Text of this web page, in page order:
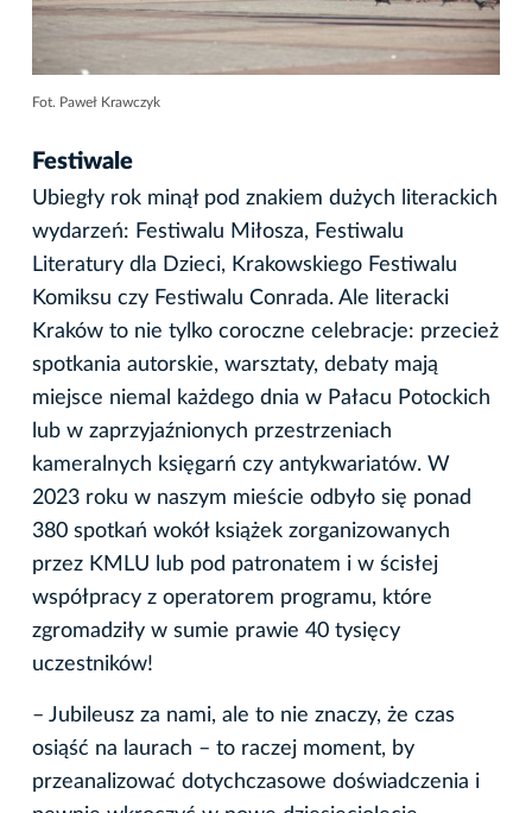
Fot. Paweł Krawczyk
Festiwale
Ubiegły rok minął pod znakiem dużych literackich
wydarzeń: Festiwalu Miłosza, Festiwalu
Literatury dla Dzieci, Krakowskiego Festiwalu
Komiksu czy Festiwalu Conrada. Ale literacki
Kraków to nie tylko coroczne celebracje: przecież
spotkania autorskie, warsztaty, debaty mają
miejsce niemal każdego dnia w Pałacu Potockich
lub w zaprzyjaźnionych przestrzeniach
kameralnych księgarń czy antykwariatów. W
2023 roku w naszym mieście odbyło się ponad
380 spotkań wokół książek zorganizowanych
przez KMLU lub pod patronatem i w ścisłej
współpracy z operatorem programu, które
zgromadziły w sumie prawie 40 tysięcy
uczestników!
– Jubileusz za nami, ale to nie znaczy, że czas
osiąść na laurach – to raczej moment, by
przeanalizować dotychczasowe doświadczenia i